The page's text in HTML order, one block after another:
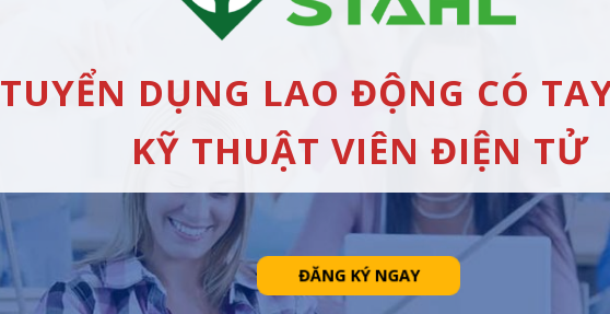
ĐĂNG KÝ NGAY
TUYỂN DỤNG LAO ĐỘNG CÓ
KỸ THUẬT VIÊN ĐIỆN TỬ